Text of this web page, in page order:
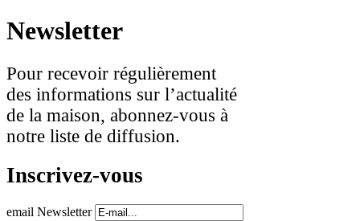
Newsletter
Pour recevoir régulièrement
des informations sur l’actualité
de la maison, abonnez-vous à
notre liste de diffusion.
Inscrivez-vous
email Newsletter